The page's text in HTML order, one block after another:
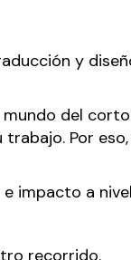
y
del
Por
impacto a
recorrido.